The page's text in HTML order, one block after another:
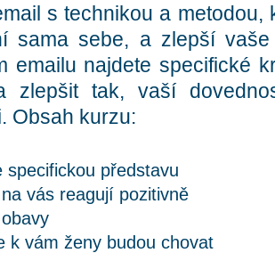
s technikou a metodou,
sama sebe, a zlepší
emailu najdete specifické
zlepšit tak, vaší
Obsah kurzu:
specifickou představu
vás reagují pozitivně
k vám ženy budou chovat